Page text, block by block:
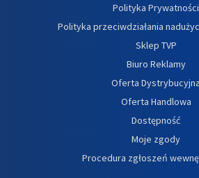
Polityka Prywatności
Polityka przeciwdziałania
Sklep TVP
Biuro Reklamy
Oferta Dystrybucyjna
Oferta Handlowa
Dostępność
Moje zgody
Procedura zgłoszeń